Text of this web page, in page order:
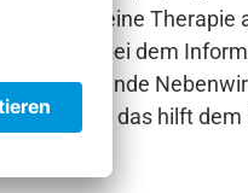
helfen, eine Therapie
bei dem
erwartende
Auch das hilft dem